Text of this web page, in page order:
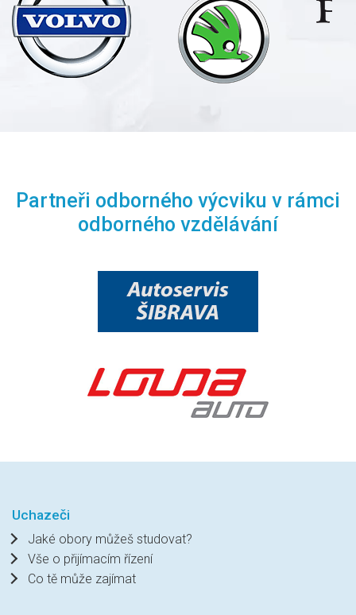
Partneři odborného výcviku v rámci
odborného vzdělávání
Uchazeči
Jaké obory můžeš studovat?
Vše o přijímacím řízení
Co tě může zajímat